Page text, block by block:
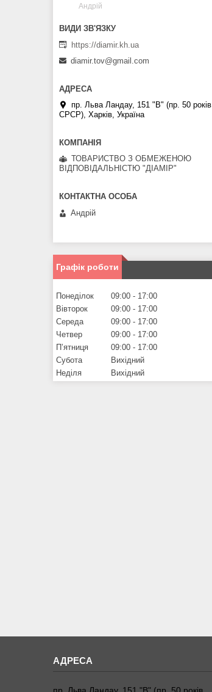
Андрій
https://diamir.kh.ua
diamir.tov@gmail.com
пр. Льва Ландау, 151 "В" (пр. 50 років
СРСР), Харків, Україна
ТОВАРИСТВО З ОБМЕЖЕНОЮ
ВІДПОВІДАЛЬНІСТЮ "ДІАМІР"
Андрій
Графік роботи
Понеділок 09:00
17:00
Вівторок
09:00
17:00
Середа
09:00
17:00
Четвер
09:00
17:00
Пʼятниця
09:00
17:00
Субота
Вихідний
Неділя
Вихідний